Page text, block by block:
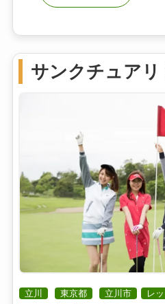
サンクチュアリ
立川 東京都 立川市
レ